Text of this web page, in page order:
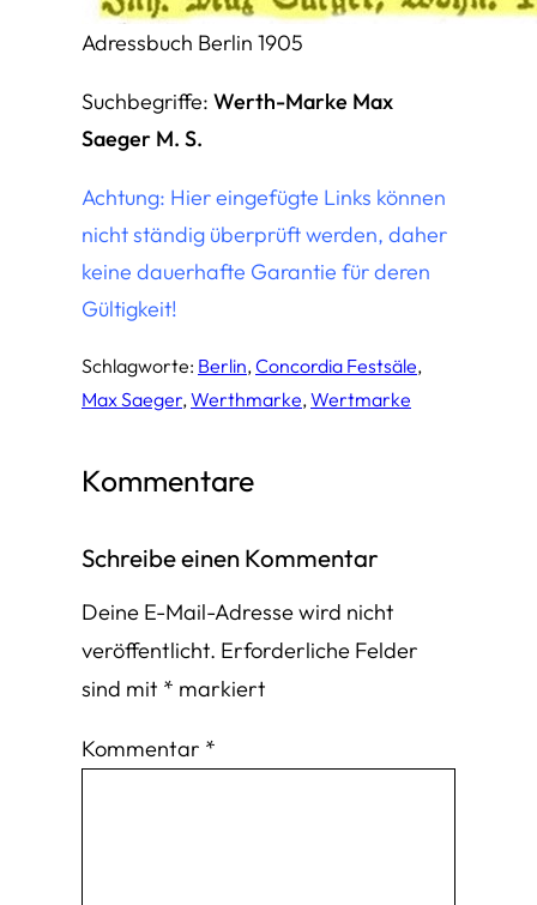
Adressbuch Berlin 1905
Suchbegriffe: Werth-Marke Max
Saeger M. S.
Achtung: Hier eingefügte Links können
nicht ständig überprüft werden, daher
keine dauerhafte Garantie für deren
Gültigkeit!
Schlagworte: Berlin, Concordia Festsäle
Max Saeger, Werthmarke, Wertmarke
Kommentare
Schreibe einen Kommentar
Deine E-Mail-Adresse wird nicht
veröffentlicht. Erforderliche Felder
sind mit * markiert
Kommentar *